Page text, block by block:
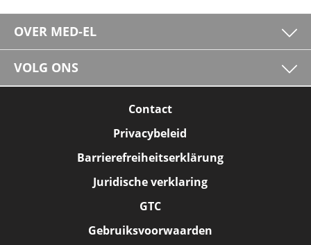
OVER MED-EL
VOLG ONS
Contact
Privacybeleid
Barrierefreiheitserklärung
Juridische verklaring
GTC
Gebruiksvoorwaarden